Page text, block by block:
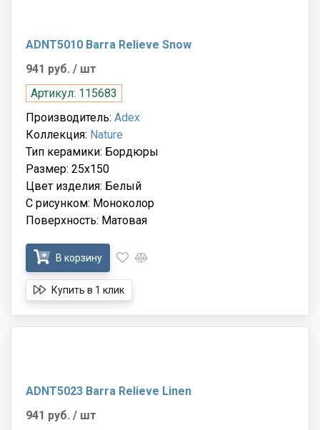
ADNT5010 Barra Relieve Snow
941 руб. / шт
Артикул: 115683
Производитель: Adex
Коллекция: Nature
Тип керамики: Бордюры
Размер: 25x150
Цвет изделия: Белый
С рисунком: Моноколор
Поверхность: Матовая
В корзину
Купить в 1 клик
ADNT5023 Barra Relieve Linen
941 руб. / шт